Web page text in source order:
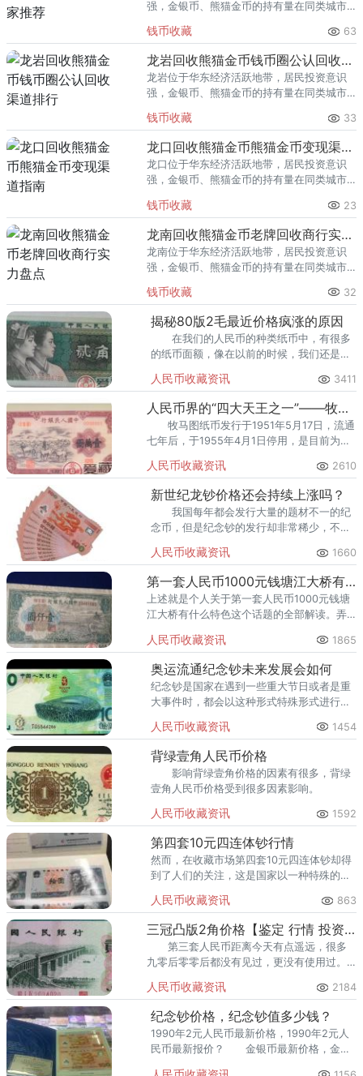
强，金银币、熊猫金币的持有量在同类城市
熊猫金币的需求就明显升温，但鱼龙混杂的
回收渠道里，能精准识别版别溢
钱币收藏 63
龙岩回收熊猫金币钱币圈公认回收渠道排行
龙岩位于华东经济活跃地带，居民投资意识
强，金银币、熊猫金币的持有量在同类城市
熊猫金币的需求就明显升温，但鱼龙混杂的
回收渠道里，能精准识别版别溢
钱币收藏 33
龙口回收熊猫金币熊猫金币变现渠道指南
龙口位于华东经济活跃地带，居民投资意识
强，金银币、熊猫金币的持有量在同类城市
熊猫金币的需求就明显升温，但鱼龙混杂的
回收渠道里，能精准识别版别溢
钱币收藏 23
龙南回收熊猫金币老牌回收商行实力盘点
龙南位于华东经济活跃地带，居民投资意识
强，金银币、熊猫金币的持有量在同类城市
熊猫金币的需求就明显升温，但鱼龙混杂的
回收渠道里，能精准识别版别溢
钱币收藏 32
揭秘80版2毛最近价格疯涨的原因
在我们的人民币的种类纸币中，有很多
的纸币面额，像在以前的时候，我们还是能
见不到两毛钱的纸币。
人民币收藏资讯 3411
人民币界的“四大天王之一”——牧马图纸币
牧马图纸币发行于1951年5月17日，流通
七年后，于1955年4月1日停用，是目前为止
人民币收藏资讯 2610
新世纪龙钞价格还会持续上涨吗？
我国每年都会发行大量的题材不一的纪
念币，但是纪念钞的发行却非常稀少，不仅
寥寥无几，而我国发行的新世纪龙钞价格一
直处于稳涨不跌的态势，
人民币收藏资讯 1660
第一套人民币1000元钱塘江大桥有什么特点
上述就是个人关于第一套人民币1000元钱塘
江大桥有什么特色这个话题的全部解读。弄
提条件。
人民币收藏资讯 1865
奥运流通纪念钞未来发展会如何
纪念钞是国家在遇到一些重大节日或者是重
大事件时，都会以这种形式特殊形式进行宣
念这一重大的历史时刻，特别发行了奥运流
通纪念钞以示纪念。
人民币收藏资讯 1454
背绿壹角人民币价格
影响背绿壹角价格的因素有很多，背绿
壹角人民币价格受到很多因素影响。
人民币收藏资讯 1592
第四套10元四连体钞行情
然而，在收藏市场第四套10元四连体钞却得
到了人们的关注，这是国家以一种特殊的版
话，连体钞更能得到收藏者们的喜欢。
人民币收藏资讯 863
三冠凸版2角价格【鉴定 行情 投资分析】
第三套人民币距离今天有点遥远，很多
九零后零零后都没有见过，更没有使用过。
是做短期投资还是放长线钓大鱼，都是不错
的选择。
人民币收藏资讯 2184
纪念钞价格，纪念钞值多少钱？
1990年2元人民币最新价格，1990年2元人
民币最新报价？ 金银币最新价格，金银